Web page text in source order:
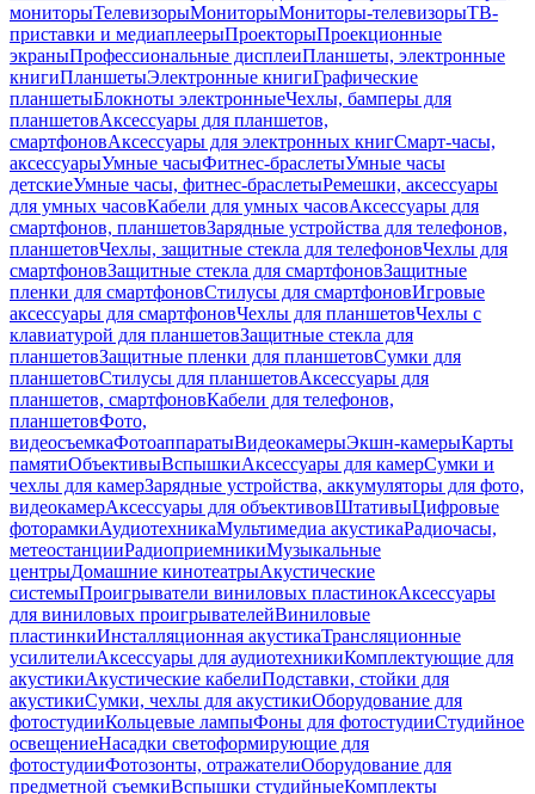
мониторыТелевизорыМониторыМониторы-телевизорыТВ-
приставки и медиаплеерыПроекторыПроекционные
экраныПрофессиональные дисплеиПланшеты, электронные
книгиПланшетыЭлектронные книгиГрафические
планшетыБлокноты электронныеЧехлы, бамперы для
планшетовАксессуары для планшетов,
смартфоновАксессуары для электронных книгСмарт-часы,
аксессуарыУмные часыФитнес-браслетыУмные часы
детскиеУмные часы, фитнес-браслетыРемешки, аксессуары
для умных часовКабели для умных часовАксессуары для
смартфонов, планшетовЗарядные устройства для телефонов,
планшетовЧехлы, защитные стекла для телефоновЧехлы для
смартфоновЗащитные стекла для смартфоновЗащитные
пленки для смартфоновСтилусы для смартфоновИгровые
аксессуары для смартфоновЧехлы для планшетовЧехлы с
клавиатурой для планшетовЗащитные стекла для
планшетовЗащитные пленки для планшетовСумки для
планшетовСтилусы для планшетовАксессуары для
планшетов, смартфоновКабели для телефонов,
планшетовФото,
видеосъемкаФотоаппаратыВидеокамерыЭкшн-камерыКарты
памятиОбъективыВспышкиАксессуары для камерСумки и
чехлы для камерЗарядные устройства, аккумуляторы для фото,
видеокамерАксессуары для объективовШтативыЦифровые
фоторамкиАудиотехникаМультимедиа акустикаРадиочасы,
метеостанцииРадиоприемникиМузыкальные
центрыДомашние кинотеатрыАкустические
системыПроигрыватели виниловых пластинокАксессуары
для виниловых проигрывателейВиниловые
пластинкиИнсталляционная акустикаТрансляционные
усилителиАксессуары для аудиотехникиКомплектующие для
акустикиАкустические кабелиПодставки, стойки для
акустикиСумки, чехлы для акустикиОборудование для
фотостудииКольцевые лампыФоны для фотостудииСтудийное
освещениеНасадки светоформирующие для
фотостудииФотозонты, отражателиОборудование для
предметной съемкиВспышки студийныеКомплекты